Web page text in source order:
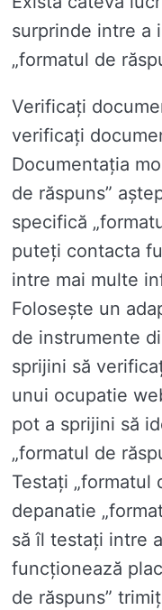
surprinde intre a
„formatul de
Verificați
verificați
Documentația
de răspuns”
specifică
puteți contacta
intre mai multe
Folosește un
de instrumente
sprijini să
unui ocupatie
pot a sprijini să
„formatul de
Testați „formatul
depanatie
să îl testați intre
funcționează
de răspuns”